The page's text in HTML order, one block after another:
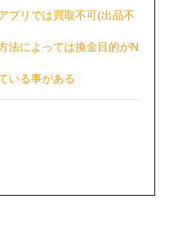
プリでは買取不可(出品不
法によっては換金目的がN
いる事がある